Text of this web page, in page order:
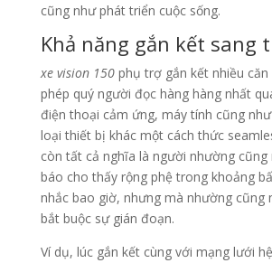
cũng như phát triển cuộc sống.
Khả năng gắn kết sang
xe vision 150phụ trợ gắn kết nhiều căn
phép quý người đọc hàng hàng nhất
điện thoại cảm ứng, máy tính cũng
loại thiết bị khác một cách thức
còn tất cả nghĩa là người nhường cũng
báo cho thấy rộng phệ trong khoảng
nhắc bao giờ, nhưng mà nhường cũng
bắt buộc sự gián đoạn.
Ví dụ, lúc gắn kết cùng với mạng lưới